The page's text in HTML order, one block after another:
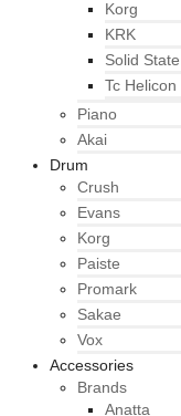
Korg
KRK
Solid
Tc Helicon
Piano
Akai
Drum
Crush
Evans
Korg
Paiste
Promark
Sakae
Vox
Accessories
Brands
Anatta